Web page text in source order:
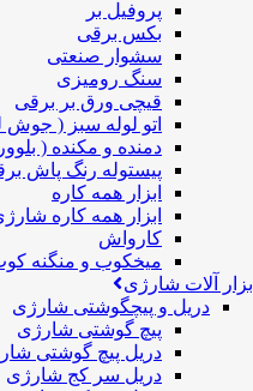
پروفیل بر
بکس برقی
سشوار صنعتی
سنگ رومیزی
قیچی ورق بر برقی
اتو لوله سبز ( جوش
دمنده و مکنده (
پیستوله رنگ پاش
ابزار همه کاره
ابزار همه کاره
کارواش
میخکوب و منگنه
ابزار آلات شارژی
دریل و پیچگوشتی شارژی
پیچ گوشتی شارژی
دریل پیچ گوشتی
دریل سر کج شارژی